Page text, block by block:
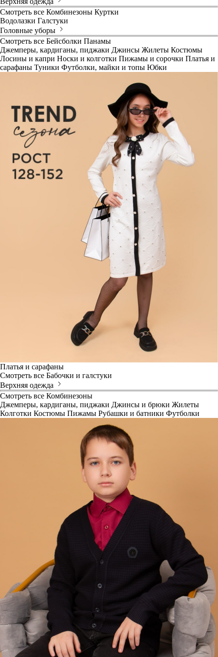
Смотреть все Комбинезоны Куртки
Водолазки Галстуки
Головные уборы
Смотреть все Бейсболки Панамы
Джемперы, кардиганы, пиджаки Джинсы Жилеты Костюмы
Лосины и капри Носки и колготки Пижамы и сорочки Платья и
сарафаны Туники Футболки, майки и топы Юбки
Платья и сарафаны
Смотреть все Бабочки и галстуки
Верхняя одежда
Смотреть все Комбинезоны
Джемперы, кардиганы, пиджаки Джинсы и брюки Жилеты
Колготки Костюмы Пижамы Рубашки и батники Футболки